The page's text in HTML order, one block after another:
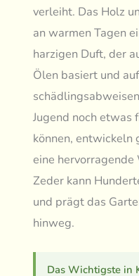
verleiht. Das Holz
an warmen Tagen
harzigen Duft, der
Ölen basiert und
Jugend noch etwas
können,
eine
Zeder kann
und prägt das
hinweg.
Das Wichtigste in